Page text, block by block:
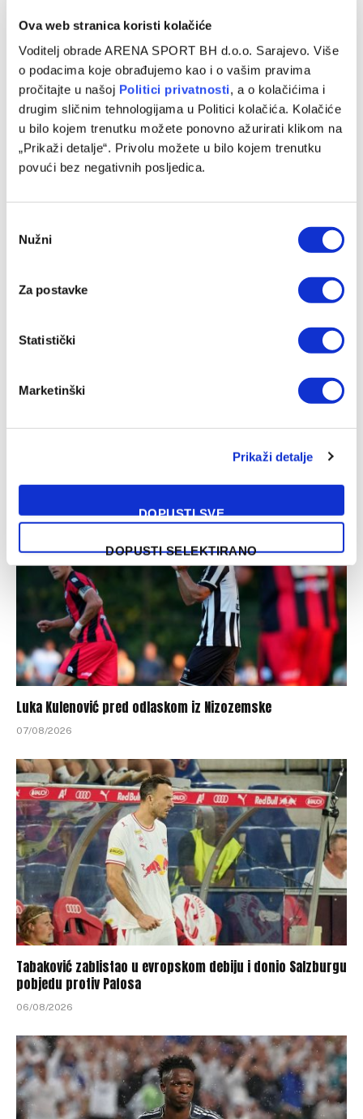
Ova web stranica koristi kolačiće
Voditelj obrade ARENA SPORT BH d.o.o. Sarajevo. Više
o podacima koje obrađujemo kao i o vašim pravima
pročitajte u našoj Politici privatnosti, a o kolačićima i
drugim sličnim tehnologijama u Politici kolačića. Kolačiće
u bilo kojem trenutku možete ponovno ažurirati klikom na
„Prikaži detalje“. Privolu možete u bilo kojem trenutku
povući bez negativnih posljedica.
Selection
Nužni
Za postavke
Statistički
Marketinški
Prikaži detalje
DOPUSTI SVE
DOPUSTI SELEKTIRANO
Nakon Muharemovića i Wilsona: Leeds doveo treće
Barcelona preotima kapitena Španije ljutom rivalu
Luka Kulenović pred odlaskom iz Nizozemske
07/08/2026
Tabaković zablistao u evropskom debiju i donio Salzburgu
pobjedu protiv Pafosa
06/08/2026